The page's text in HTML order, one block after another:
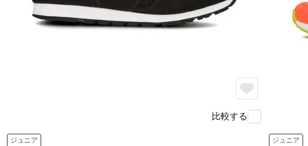
比較する
ジュニア ジュニア